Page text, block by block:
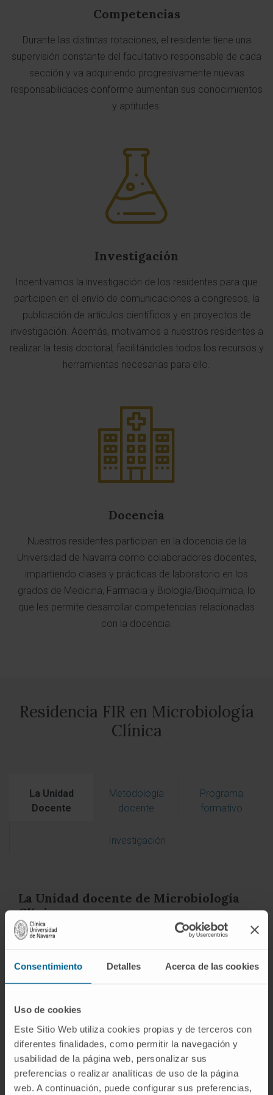
Consentimiento Detalles Acerca de las cookies
Uso de cookies
Este Sitio Web utiliza cookies propias y de terceros con
diferentes finalidades, como permitir la navegación y
usabilidad de la página web, personalizar sus
preferencias o realizar analíticas de uso de la página
web. A continuación, puede configurar sus preferencias,
Competencias
Durante las distintas rotaciones, el residente tiene una
supervisión constante del facultativo responsable de cada
sección y va adquiriendo progresivamente nuevas
responsabilidades conforme aumentan sus conocimientos
y aptitudes.
Investigación
Incentivamos la investigación de los residentes para que
participen en el envío de comunicaciones a congresos, la
publicación de artículos científicos y en proyectos de
investigación. Además, motivamos a nuestros residentes a
realizar la tesis doctoral, facilitándoles todos los recursos y
herramientas necesarias para ello.
Docencia
Nuestros residentes participan en la docencia de la
Universidad de Navarra como colaboradores docentes,
impartiendo clases y prácticas de laboratorio en los
grados de Medicina, Farmacia y Biología/Bioquímica, lo
que les permite desarrollar competencias relacionadas
con la docencia.
Residencia FIR en Microbiología
Clínica
La Unidad
Docente
Metodología
docente
Programa
formativo
Investigación
La Unidad docente de Microbiología
Clínica
El Servicio de Microbiología y Parasitología
Clínica acoge a 1-2 residentes por año.
El servicio está equipado adecuadamente y
los residentes en formación puedan completar
su formación utilizando los últimos avances y
tecnologías. La asistencia sanitaria se centra en
el desarrollo de técnicas diagnósticas centradas
en el paciente sometido a trasplante de órgano